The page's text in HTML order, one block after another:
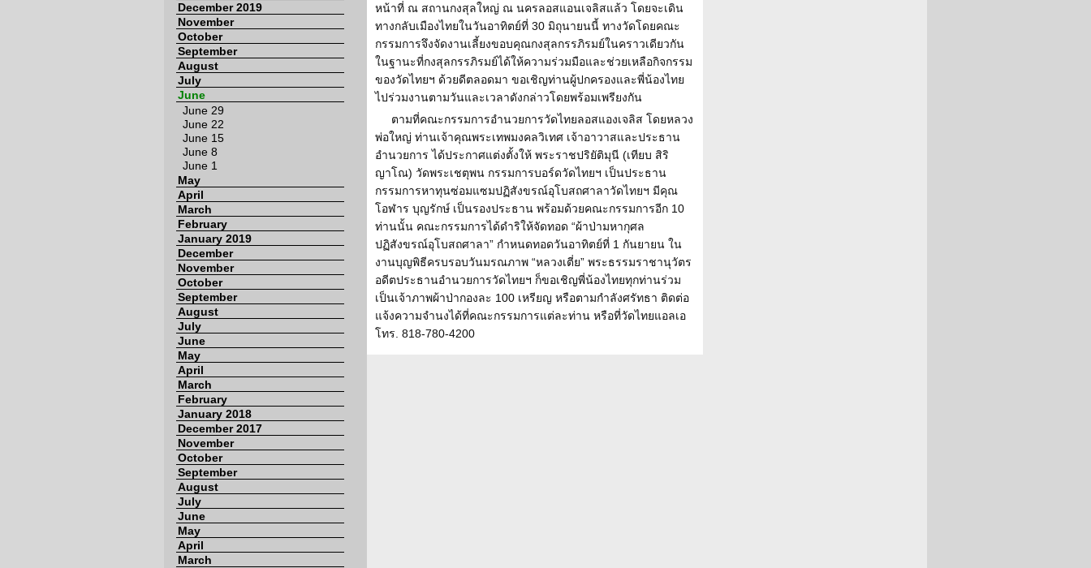
December 2019
November
October
September
August
July
June
June 29
June 22
June 15
June 8
June 1
May
April
March
February
January 2019
December
November
October
September
August
July
June
May
April
March
February
January 2018
December 2017
November
October
September
August
July
June
May
April
March
หน้าที่ ณ สถานกงสุลใหญ่ ณ นครลอสแอนเจลิสแล้ว โดยจะเดิน
ทางกลับเมืองไทยในวันอาทิตย์ที่ 30 มิถุนายนนี้ ทางวัดโดยคณะ
กรรมการจึงจัดงานเลี้ยงขอบคุณกงสุลกรรภิรมย์ในคราวเดียวกัน
ในฐานะที่กงสุลกรรภิรมย์ได้ให้ความร่วมมือและช่วยเหลือกิจกรรม
ของวัดไทยฯ ด้วยดีตลอดมา ขอเชิญท่านผู้ปกครองและพี่น้องไทย
ไปร่วมงานตามวันและเวลาดังกล่าวโดยพร้อมเพรียงกัน
ตามที่คณะกรรมการอำนวยการวัดไทยลอสแองเจลิส โดยหลวง
พ่อใหญ่ ท่านเจ้าคุณพระเทพมงคลวิเทศ เจ้าอาวาสและประธาน
อำนวยการ ได้ประกาศแต่งตั้งให้ พระราชปริยัติมุนี (เทียบ สิริ
ญาโณ) วัดพระเชตุพน กรรมการบอร์ดวัดไทยฯ เป็นประธาน
กรรมการหาทุนซ่อมแซมปฏิสังขรณ์อุโบสถศาลาวัดไทยฯ มีคุณ
โอฬาร บุญรักษ์ เป็นรองประธาน พร้อมด้วยคณะกรรมการอีก 10
ท่านนั้น คณะกรรมการได้ดำริให้จัดทอด “ผ้าป่ามหากุศล
ปฏิสังขรณ์อุโบสถศาลา” กำหนดทอดวันอาทิตย์ที่ 1 กันยายน ใน
งานบุญพิธีครบรอบวันมรณภาพ “หลวงเตี่ย” พระธรรมราชานุวัตร
อดีตประธานอำนวยการวัดไทยฯ ก็ขอเชิญพี่น้องไทยทุกท่านร่วม
เป็นเจ้าภาพผ้าป่ากองละ 100 เหรียญ หรือตามกำลังศรัทธา ติดต่อ
แจ้งความจำนงได้ที่คณะกรรมการแต่ละท่าน หรือที่วัดไทยแอลเอ
โทร. 818-780-4200